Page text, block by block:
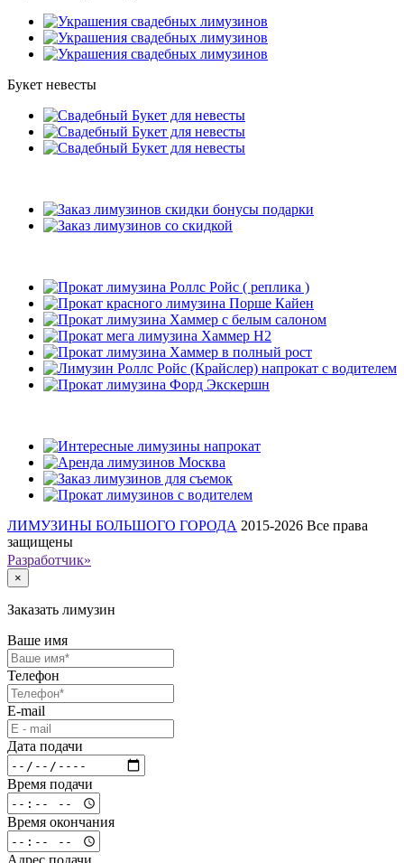
Букет невесты
ЛИМУЗИНЫ БОЛЬШОГО ГОРОДА 2015-2026 Все права
защищены
Разработчик»
×
Заказать лимузин
Ваше имя
Телефон
E-mail
Дата подачи
Время подачи
Время окончания
Адрес подачи